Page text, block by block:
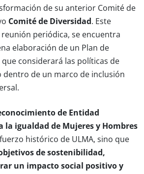
de su anterior Comité de
Comité de Diversidad . Este
periódica, se encuentra
elaboración de un Plan de
considerará las políticas de
dentro de un marco de inclusión
de Entidad
la igualdad de Mujeres y Hombres
histórico de ULMA, sino que
de sostenibilidad,
un impacto social positivo y